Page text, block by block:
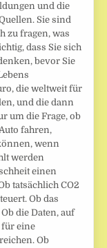
und die
Sie sind
zu fragen, was
dass Sie sich
bevor Sie
die weltweit für
und die dann
um die Frage, ob
fahren,
wenn
werden
einen
tatsächlich CO2
Ob das
die Daten, auf
für eine
Ob